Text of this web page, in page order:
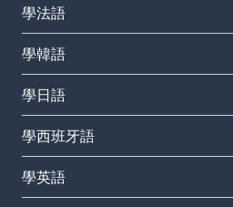
學法語
學韓語
學日語
學西班牙語
學英語